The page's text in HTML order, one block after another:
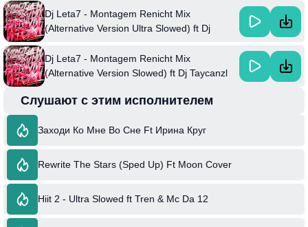
Факт: Dj Leta7 известен своим экспериментальным подходом к
созданию музыки, что позволило ему занять уникальную нишу на
музыкальной сцене.
Dj Leta7 - Montagem Renicht Mix
(Alternative Version Ultra Slowed) ft Dj
Dj Leta7 - Montagem Renicht Mix
(Alternative Version Slowed) ft Dj Taycanzl
Слушают с этим исполнителем
Заходи Ко Мне Во Сне Ft Ирина Круг
Rewrite The Stars (Sped Up) Ft Moon Cover
Hiit 2 - Ultra Slowed ft Tren & Mc Da 12